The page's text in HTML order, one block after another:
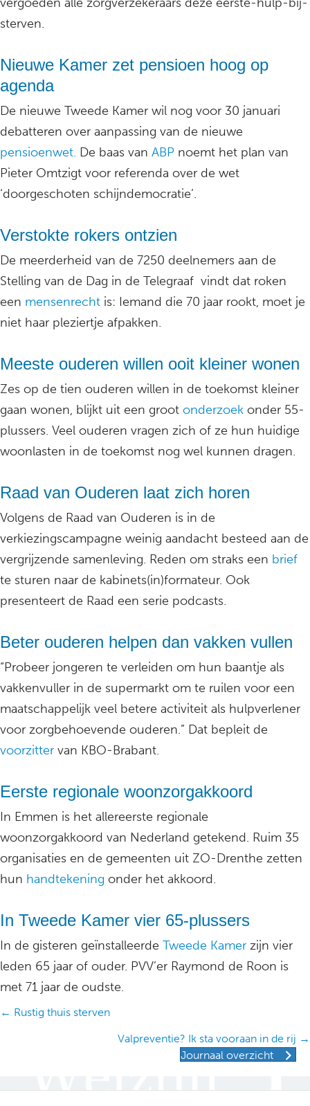
sterven.
Nieuwe Kamer zet pensioen hoog op
agenda
De nieuwe Tweede Kamer wil nog voor 30 januari
debatteren over aanpassing van de nieuwe
pensioenwet. De baas van ABP noemt het plan van
Pieter Omtzigt voor referenda over de wet
‘doorgeschoten schijndemocratie’.
Verstokte rokers ontzien
De meerderheid van de 7250 deelnemers aan de
Stelling van de Dag in de Telegraaf vindt dat roken
een mensenrecht is: Iemand die 70 jaar rookt, moet je
niet haar pleziertje afpakken.
Meeste ouderen willen ooit kleiner wonen
Zes op de tien ouderen willen in de toekomst kleiner
gaan wonen, blijkt uit een groot onderzoek onder 55-
plussers. Veel ouderen vragen zich of ze hun huidige
woonlasten in de toekomst nog wel kunnen dragen.
Raad van Ouderen laat zich horen
Volgens de Raad van Ouderen is in de
verkiezingscampagne weinig aandacht besteed aan de
vergrijzende samenleving. Reden om straks een brief
te sturen naar de kabinets(in)formateur. Ook
presenteert de Raad een serie podcasts.
Beter ouderen helpen dan vakken vullen
“Probeer jongeren te verleiden om hun baantje als
vakkenvuller in de supermarkt om te ruilen voor een
maatschappelijk veel betere activiteit als hulpverlener
voor zorgbehoevende ouderen.” Dat bepleit de
voorzitter van KBO-Brabant.
Eerste regionale woonzorgakkoord
In Emmen is het allereerste regionale
woonzorgakkoord van Nederland getekend. Ruim 35
organisaties en de gemeenten uit ZO-Drenthe zetten
hun handtekening onder het akkoord.
In Tweede Kamer vier 65-plussers
In de gisteren geïnstalleerde Tweede Kamer zijn vier
leden 65 jaar of ouder. PVV’er Raymond de Roon is
met 71 jaar de oudste.
Posts
← Rustig thuis sterven
Valpreventie? Ik sta vooraan in de rij →
Journaal overzicht